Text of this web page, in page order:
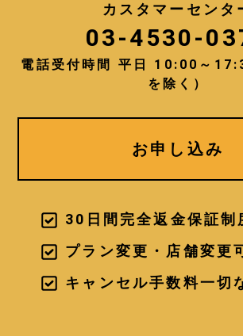
カスタマーセンタ
03-4530-
電話受付時間 平日 10:00～
を除く）
お申し込み
30日間完全返金保証制
プラン変更・店舗変更
キャンセル手数料一切